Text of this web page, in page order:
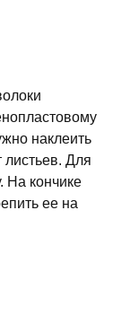
наклеить
листьев. Для
На кончике
ее на